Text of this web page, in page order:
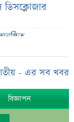
ডিসক্লোজার
নামে
- এর সব খবর
বিজ্ঞাপন